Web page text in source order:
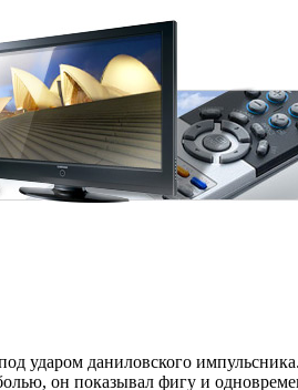
ударом даниловского импульсника.
он показывал фигу и